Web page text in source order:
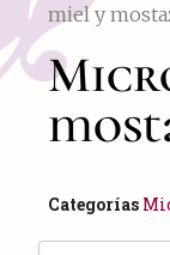
miel y
Categorías